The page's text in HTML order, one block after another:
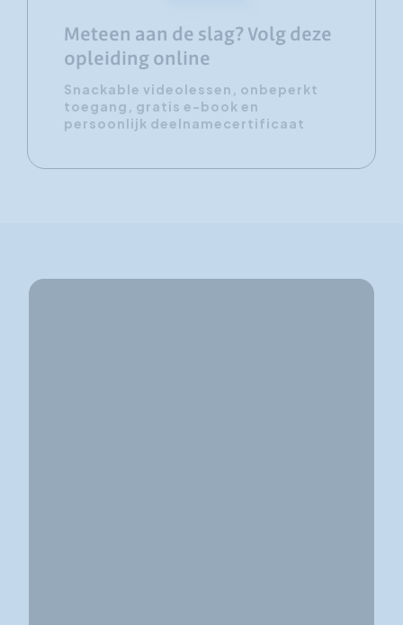
Meteen aan de slag? Volg deze
opleiding online
Snackable videolessen, onbeperkt
toegang, gratis e-book en
persoonlijk deelnamecertificaat